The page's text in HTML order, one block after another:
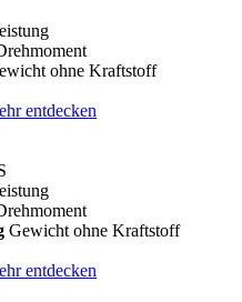
ohne Kraftstoff
entdecken
Gewicht ohne Kraftstoff
entdecken